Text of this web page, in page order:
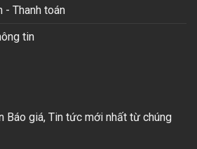
- Thanh toán
tin
Báo giá, Tin tức mới nhất từ chúng